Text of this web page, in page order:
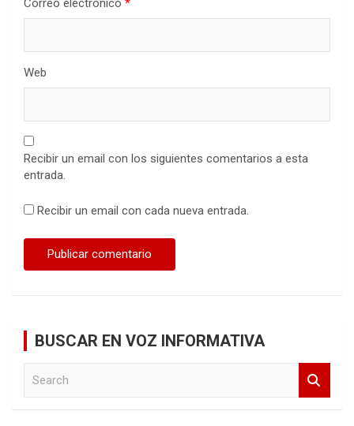
Correo electrónico *
Web
Recibir un email con los siguientes comentarios a esta
entrada.
Recibir un email con cada nueva entrada.
BUSCAR EN VOZ INFORMATIVA